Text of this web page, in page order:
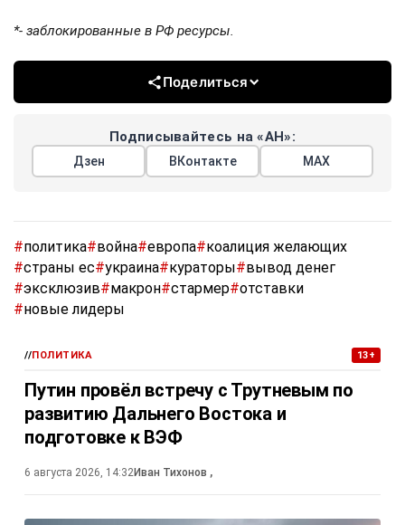
*- заблокированные в РФ ресурсы.
Поделиться
Подписывайтесь на «АН»:
Дзен ВКонтакте МАХ
#политика#война#европа#коалиция желающих
#страны ес#украина#кураторы#вывод денег
#эксклюзив#макрон#стармер#отставки
#новые лидеры
//ПОЛИТИКА 13+
Путин провёл встречу с Трутневым по
развитию Дальнего Востока и
подготовке к ВЭФ
6 августа 2026, 14:32Иван Тихонов ,